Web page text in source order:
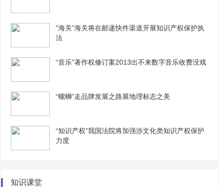
“海关”海关将在邮递快件渠道开展知识产权保护执
法
“音乐”著作权修订案2013出不来数字音乐收费没戏
“螺蛳”走品牌发展之路展地理标志之美
“知识产权”我国法院将加强涉文化类知识产权保护
力度
知识课堂